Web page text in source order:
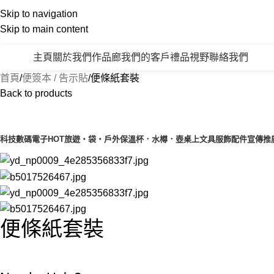
Skip to navigation
Skip to main content
主頁 關於我們作品廊我們的客戶禮品視野聯絡我們
首頁 便簽本 / 告示貼 便條紙套裝
Back to products
科技數碼電子HOT旅遊‧袋‧戶外保溫杯．水樽．壺桌上文具服飾配件宣傳推
便條紙套裝